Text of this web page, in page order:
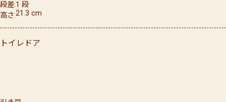
段差 1 段
高さ 21.3 cm
トイレドア